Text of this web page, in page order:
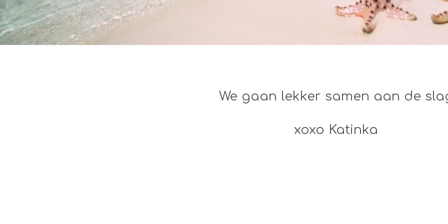
We gaan lekker samen aan de
xoxo Katinka